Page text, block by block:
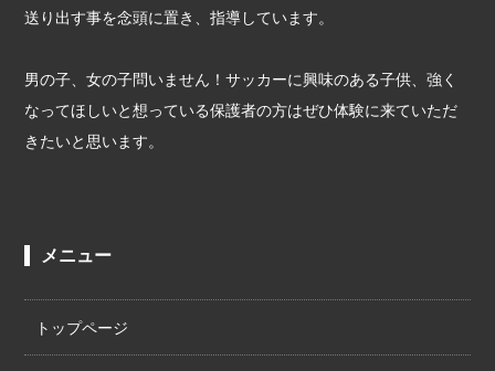
送り出す事を念頭に置き、指導しています。
男の子、女の子問いません！サッカーに興味のある子供、強く
なってほしいと想っている保護者の方はぜひ体験に来ていただ
きたいと思います。
メニュー
トップページ